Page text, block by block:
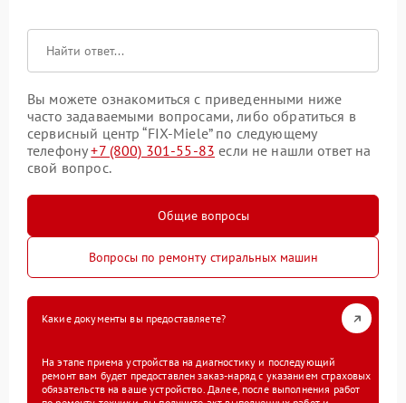
Вы можете ознакомиться с приведенными ниже
часто задаваемыми вопросами, либо обратиться в
сервисный центр “FIX-Miele” по следующему
телефону+7 (800) 301-55-83 если не нашли ответ на
свой вопрос.
Общие вопросы
Вопросы по ремонту стиральных машин
Какие документы вы предоставляете?
На этапе приема устройства на диагностику и последующий
ремонт вам будет предоставлен заказ-наряд с указанием страховых
обязательств на ваше устройство. Далее, после выполнения работ